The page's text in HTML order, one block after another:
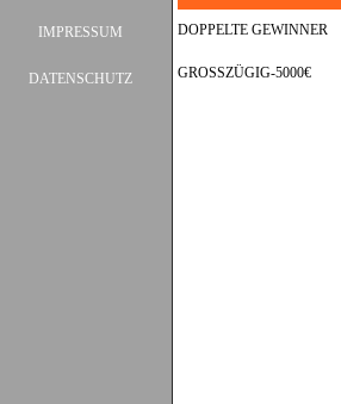
IMPRESSUM
DATENSCHUTZ
DOPPELTE GEWINNER
GROSSZÜGIG-5000€